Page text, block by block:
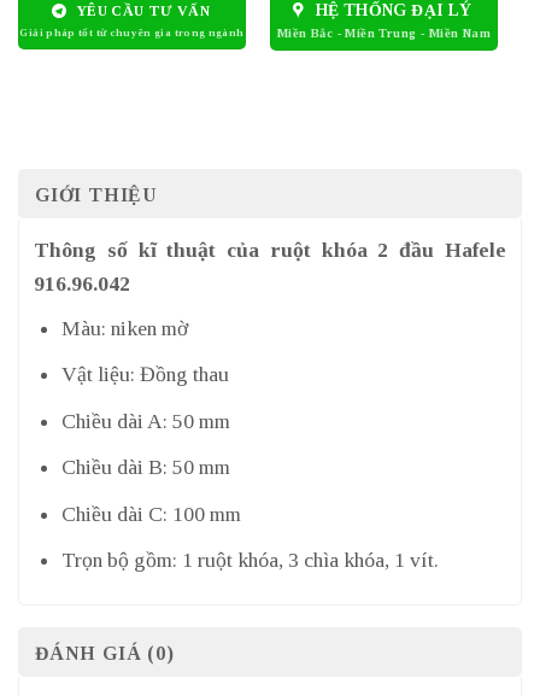
YÊU CẦU TƯ VẤN HỆ THỐNG ĐẠI LÝ
GIỚI THIỆU
Thông số kĩ thuật của ruột khóa 2 đầu Hafele
916.96.042
Màu: niken mờ
Vật liệu: Đồng thau
Chiều dài A: 50 mm
Chiều dài B: 50 mm
Chiều dài C: 100 mm
Trọn bộ gồm: 1 ruột khóa, 3 chìa khóa, 1 vít.
ĐÁNH GIÁ (0)